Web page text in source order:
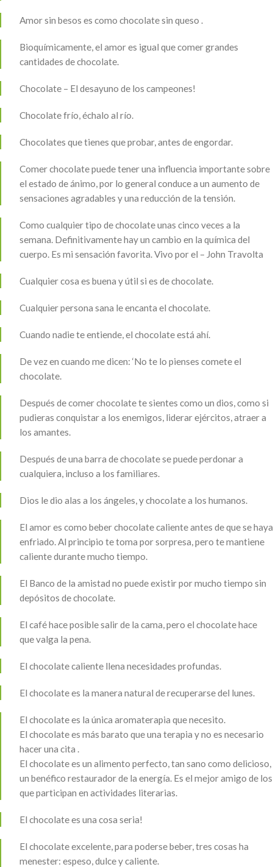
Amor sin besos es como chocolate sin queso .
Bioquímicamente, el amor es igual que comer grandes
cantidades de chocolate.
Chocolate – El desayuno de los campeones!
Chocolate frío, échalo al río.
Chocolates que tienes que probar, antes de engordar.
Comer chocolate puede tener una influencia importante sobre
el estado de ánimo, por lo general conduce a un aumento de
sensaciones agradables y una reducción de la tensión.
Como cualquier tipo de chocolate unas cinco veces a la
semana. Definitivamente hay un cambio en la química del
cuerpo. Es mi sensación favorita. Vivo por el – John Travolta
Cualquier cosa es buena y útil si es de chocolate.
Cualquier persona sana le encanta el chocolate.
Cuando nadie te entiende, el chocolate está ahí.
De vez en cuando me dicen: ‘No te lo pienses comete el
chocolate.
Después de comer chocolate te sientes como un dios, como si
pudieras conquistar a los enemigos, liderar ejércitos, atraer a
los amantes.
Después de una barra de chocolate se puede perdonar a
cualquiera, incluso a los familiares.
Dios le dio alas a los ángeles, y chocolate a los humanos.
El amor es como beber chocolate caliente antes de que se haya
enfriado. Al principio te toma por sorpresa, pero te mantiene
caliente durante mucho tiempo.
El Banco de la amistad no puede existir por mucho tiempo sin
depósitos de chocolate.
El café hace posible salir de la cama, pero el chocolate hace
que valga la pena.
El chocolate caliente llena necesidades profundas.
El chocolate es la manera natural de recuperarse del lunes.
El chocolate es la única aromaterapia que necesito.
El chocolate es más barato que una terapia y no es necesario
hacer una cita .
El chocolate es un alimento perfecto, tan sano como delicioso,
un benéfico restaurador de la energía. Es el mejor amigo de los
que participan en actividades literarias.
El chocolate es una cosa seria!
El chocolate excelente, para poderse beber, tres cosas ha
menester: espeso, dulce y caliente.